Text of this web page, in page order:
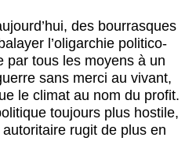
des bourrasques
l’oligarchie politico-
par tous les moyens à un
sans merci au vivant,
le climat au nom du profit.
toujours plus hostile,
rugit de plus en